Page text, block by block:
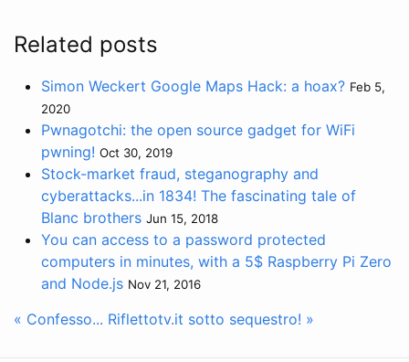
Related posts
Simon Weckert Google Maps Hack: a hoax? Feb 5,
2020
Pwnagotchi: the open source gadget for WiFi
pwning! Oct 30, 2019
Stock-market fraud, steganography and
cyberattacks...in 1834! The fascinating tale of
Blanc brothers Jun 15, 2018
You can access to a password protected
computers in minutes, with a 5$ Raspberry Pi Zero
and Node.js Nov 21, 2016
« Confesso... Riflettotv.it sotto sequestro! »